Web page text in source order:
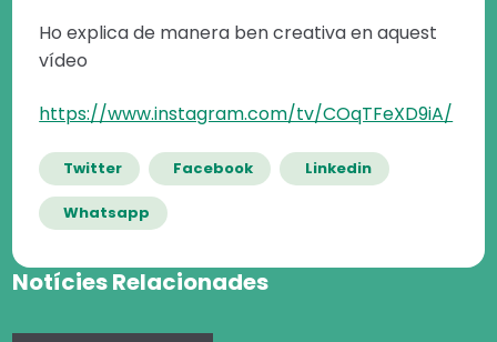
Ho explica de manera ben creativa en aquest
vídeo
https://www.instagram.com/tv/COqTFeXD9iA/
Twitter Facebook Linkedin
Whatsapp
Notícies Relacionades